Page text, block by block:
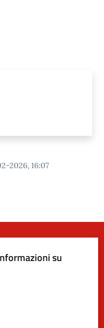
2026, 16:07
su